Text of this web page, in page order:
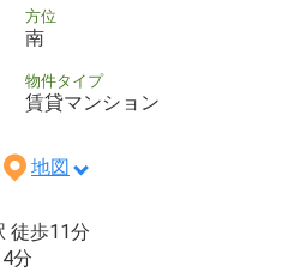
方位
南
物件タイプ
賃貸マンション
地図
徒歩11分
分